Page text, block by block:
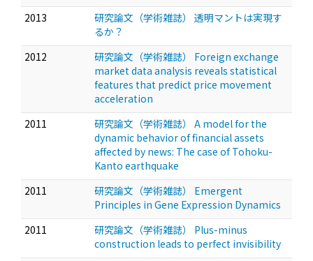
2013
研究論文（学術雑誌） 透明マントは実現す
るか？
2012
研究論文（学術雑誌） Foreign exchange
market data analysis reveals statistical
features that predict price movement
acceleration
2011
研究論文（学術雑誌） A model for the
dynamic behavior of financial assets
affected by news: The case of Tohoku-
Kanto earthquake
2011
研究論文（学術雑誌） Emergent
Principles in Gene Expression Dynamics
2011
研究論文（学術雑誌） Plus-minus
construction leads to perfect invisibility